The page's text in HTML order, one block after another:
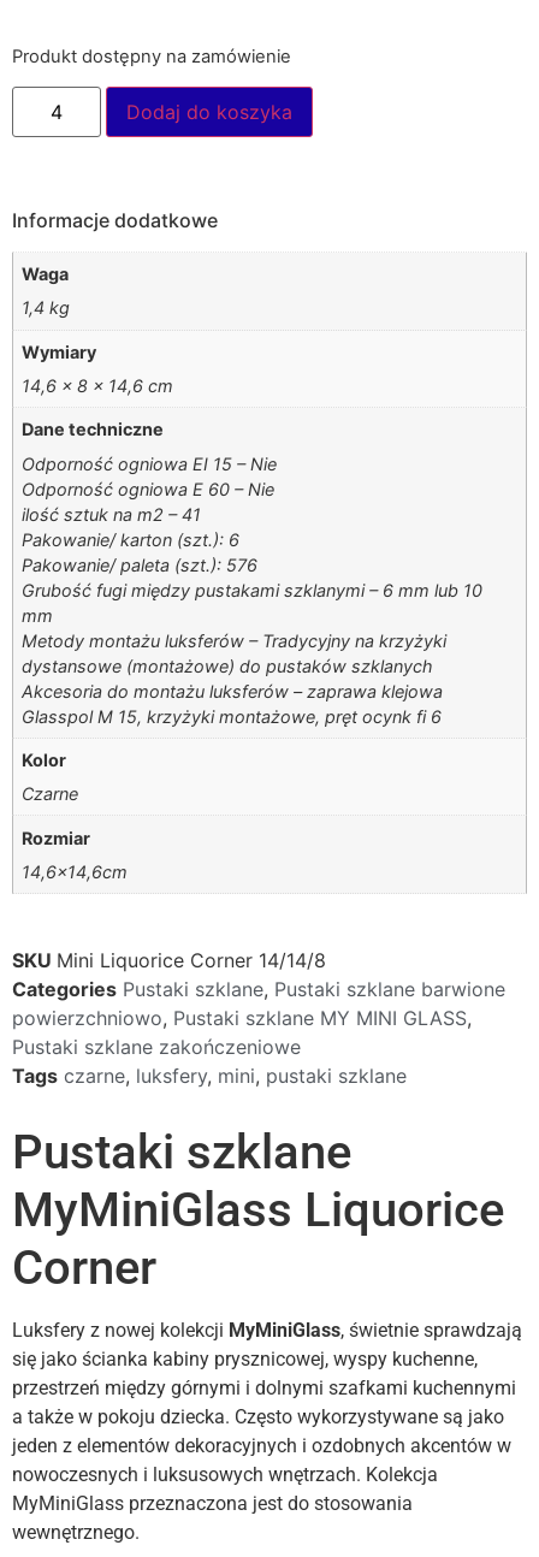
Produkt dostępny na zamówienie
Dodaj do koszyka
Informacje dodatkowe
Waga
1,4 kg
Wymiary
14,6 × 8 × 14,6 cm
Dane techniczne
Odporność ogniowa EI 15 – Nie
Odporność ogniowa E 60 – Nie
ilość sztuk na m2 – 41
Pakowanie/ karton (szt.): 6
Pakowanie/ paleta (szt.): 576
Grubość fugi między pustakami szklanymi – 6 mm lub 10
mm
Metody montażu luksferów – Tradycyjny na krzyżyki
dystansowe (montażowe) do pustaków szklanych
Akcesoria do montażu luksferów – zaprawa klejowa
Glasspol M 15, krzyżyki montażowe, pręt ocynk fi 6
Kolor
Czarne
Rozmiar
14,6×14,6cm
SKU Mini Liquorice Corner 14/14/8
Categories Pustaki szklane, Pustaki szklane barwione
powierzchniowo, Pustaki szklane MY MINI GLASS,
Pustaki szklane zakończeniowe
Tags czarne, luksfery, mini, pustaki szklane
Pustaki szklane
MyMiniGlass Liquorice
Corner
Luksfery z nowej kolekcji MyMiniGlass, świetnie sprawdzają
się jako ścianka kabiny prysznicowej, wyspy kuchenne,
przestrzeń między górnymi i dolnymi szafkami kuchennymi
a także w pokoju dziecka. Często wykorzystywane są jako
jeden z elementów dekoracyjnych i ozdobnych akcentów w
nowoczesnych i luksusowych wnętrzach. Kolekcja
MyMiniGlass przeznaczona jest do stosowania
wewnętrznego.